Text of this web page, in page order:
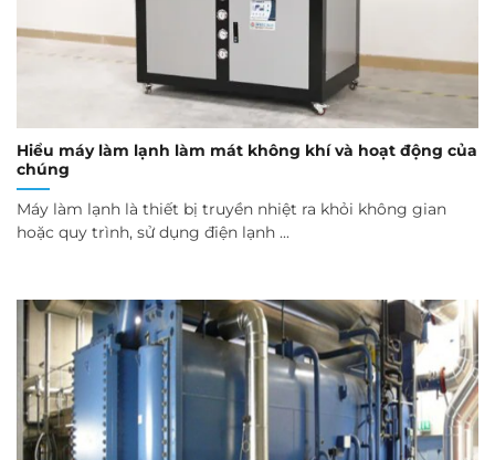
Hiểu máy làm lạnh làm mát không khí và hoạt động của
chúng
Máy làm lạnh là thiết bị truyền nhiệt ra khỏi không gian
hoặc quy trình, sử dụng điện lạnh ...